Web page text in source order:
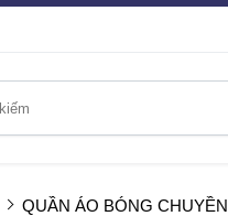
QUẦN ÁO BÓNG CHUYỀN